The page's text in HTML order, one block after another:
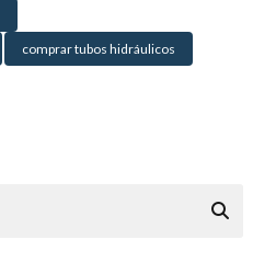
comprar tubos hidráulicos